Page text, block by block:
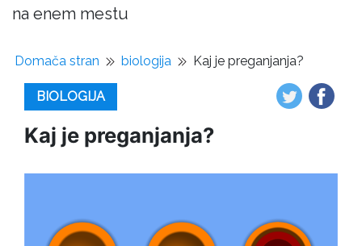
na enem mestu
Domača stran biologija Kaj je preganjanja?
BIOLOGIJA
Kaj je preganjanja?